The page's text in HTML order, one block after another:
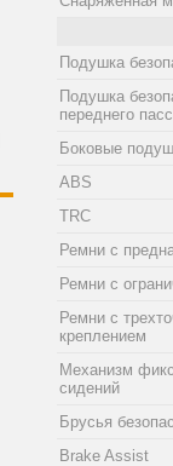
Подушка
Подушка
переднего
Боковые
ABS
TRC
Ремни с
Ремни с
Ремни с
креплением
Механизм
сидений
Брусья
Brake Assist